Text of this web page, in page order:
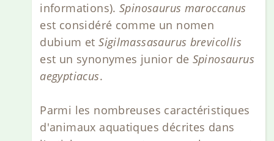
informations).Spinosaurus maroccanus
est considéré comme un nomen
dubium etSigilmassasaurus brevicollis
est un synonymes junior de Spinosaurus
aegyptiacus.
Parmi les nombreuses caractéristiques
d'animaux aquatiques décrites dans